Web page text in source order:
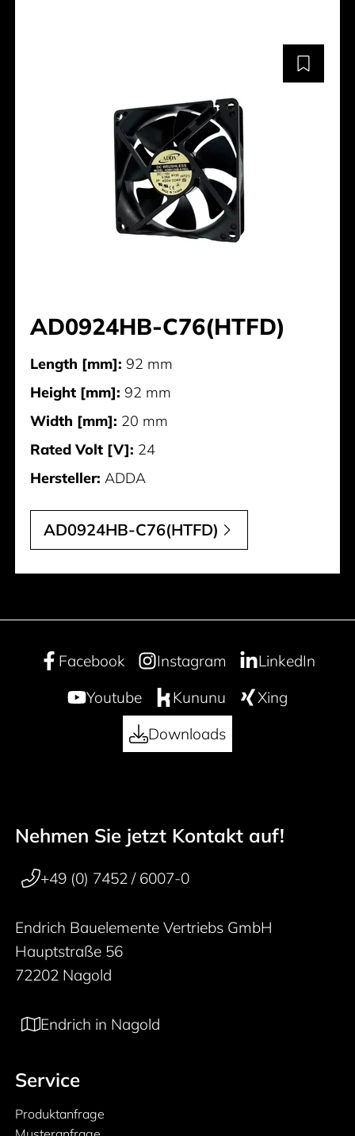
AD0924HB-C76(HTFD)
Length [mm]: 92 mm
Height [mm]: 92 mm
Width [mm]: 20 mm
Rated Volt [V]: 24
Hersteller: ADDA
AD0924HB-C76(HTFD)
Facebook Instagram
LinkedIn
Youtube
Kununu
Xing
Downloads
50 years
Footer navigation
Nehmen Sie jetzt Kontakt auf!
+49 (0) 7452 / 6007-0
Endrich Bauelemente Vertriebs GmbH
Hauptstraße 56
72202 Nagold
Endrich in Nagold
Service
Produktanfrage